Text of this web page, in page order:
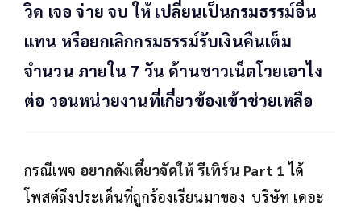
วิด เจอ จ่าย จบ ให้ เปลี่ยนเป็นกรมธรรม์อื่น
แทน หรือยกเลิกกรมธรรม์รับเงินคืนเต็ม
จำนวน ภายใน 7 วัน ด้านชาวเน็ตโวยเอาไง
ต่อ วอนหน่วยงานที่เกี่ยวข้องเข้าช่วยเหลือ
กรณีเพจ อยากดังเดี๋ยวจัดให้ รีเทิร์น Part 1 ได้
โพสต์ถึงประเด็นที่ถูกร้องเรียนมาของ บริษัท เดอะ